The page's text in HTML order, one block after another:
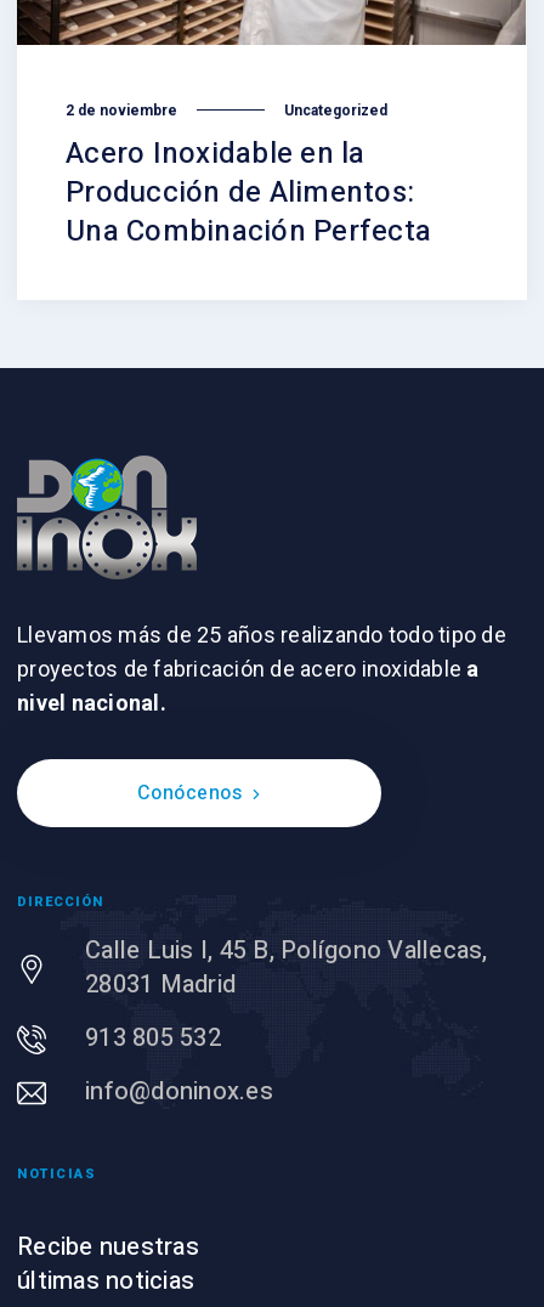
2 de noviembre Uncategorized
Acero Inoxidable en la
Producción de Alimentos:
Una Combinación Perfecta
Llevamos más de 25 años realizando todo tipo de
proyectos de fabricación de acero inoxidable a
nivel nacional.
Conócenos
DIRECCIÓN
Calle Luis I, 45 B, Polígono Vallecas,
28031 Madrid
913 805 532
info@doninox.es
NOTICIAS
Recibe nuestras
últimas noticias